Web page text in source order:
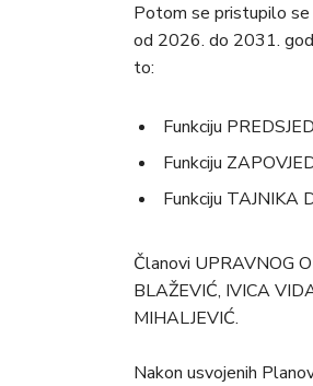
Potom se pristupilo se
od 2026. do 2031.
to:
Funkciju
Funkciju
Funkciju TAJNIKA
Članovi UPRAVNOG
BLAŽEVIĆ, IVICA
MIHALJEVIĆ.
Nakon usvojenih